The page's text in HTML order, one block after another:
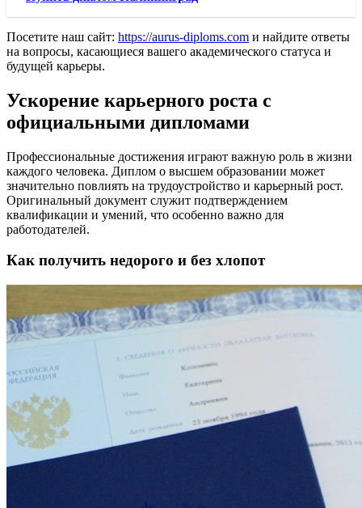
Посетите наш сайт: https://aurus-diploms.com и найдите ответы
на вопросы, касающиеся вашего академического статуса и
будущей карьеры.
Ускорение карьерного роста с
официальными дипломами
Профессиональные достижения играют важную роль в жизни
каждого человека. Диплом о высшем образовании может
значительно повлиять на трудоустройство и карьерный рост.
Оригинальный документ служит подтверждением
квалификации и умений, что особенно важно для
работодателей.
Как получить недорого и без хлопот